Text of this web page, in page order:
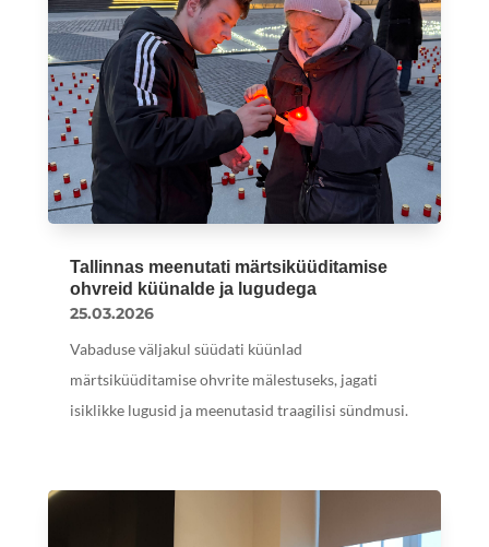
Tallinnas meenutati märtsiküüditamise
ohvreid küünalde ja lugudega
25.03.2026
Vabaduse väljakul süüdati küünlad
märtsiküüditamise ohvrite mälestuseks, jagati
isiklikke lugusid ja meenutasid traagilisi sündmusi.